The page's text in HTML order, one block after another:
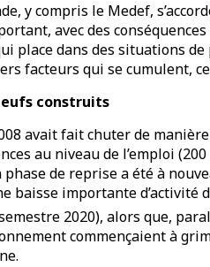
y compris le Medef,
avec des
place dans des situations
facteurs qui se cumulent,
construits
avait fait chuter de
au niveau de l’emploi
de reprise a été à
baisse importante d’activité
2020), alors que,
commençaient à